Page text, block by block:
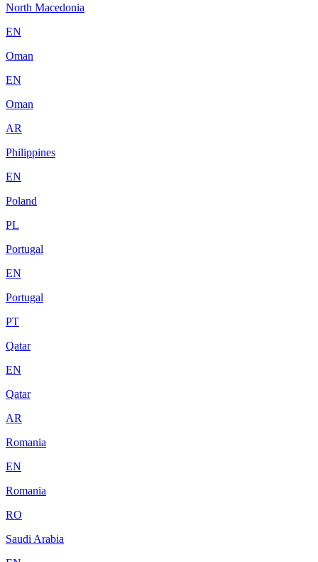
North Macedonia
EN
Oman
EN
Oman
AR
Philippines
EN
Poland
PL
Portugal
EN
Portugal
PT
Qatar
EN
Qatar
AR
Romania
EN
Romania
RO
Saudi Arabia